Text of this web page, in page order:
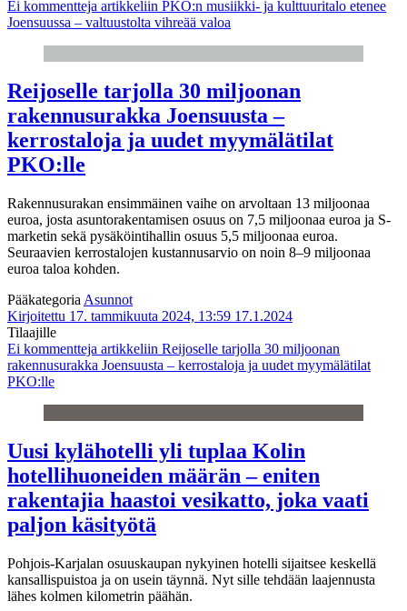
Ei kommentteja artikkeliin PKO:n musiikki- ja kulttuuritalo etenee
Joensuussa – valtuustolta vihreää valoa
Reijoselle tarjolla 30 miljoonan
rakennusurakka Joensuusta –
kerrostaloja ja uudet myymälätilat
PKO:lle
Rakennusurakan ensimmäinen vaihe on arvoltaan 13 miljoonaa
euroa, josta asuntorakentamisen osuus on 7,5 miljoonaa euroa ja S-
marketin sekä pysäköintihallin osuus 5,5 miljoonaa euroa.
Seuraavien kerrostalojen kustannusarvio on noin 8–9 miljoonaa
euroa taloa kohden.
Pääkategoria Asunnot
Kirjoitettu 17. tammikuuta 2024, 13:59 17.1.2024
Tilaajille
Ei kommentteja artikkeliin Reijoselle tarjolla 30 miljoonan
rakennusurakka Joensuusta – kerrostaloja ja uudet myymälätilat
PKO:lle
Uusi kylähotelli yli tuplaa Kolin
hotellihuoneiden määrän – eniten
rakentajia haastoi vesikatto, joka vaati
paljon käsityötä
Pohjois-Karjalan osuuskaupan nykyinen hotelli sijaitsee keskellä
kansallispuistoa ja on usein täynnä. Nyt sille tehdään laajennusta
lähes kolmen kilometrin päähän.